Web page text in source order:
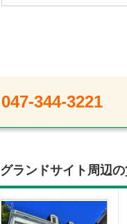
047-344-3221
グランドサイト周辺